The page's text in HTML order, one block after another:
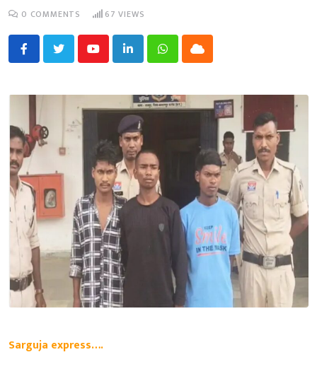
0 COMMENTS 67 VIEWS
YoutubeLinkedInWhatsappCloud
Sarguja express….